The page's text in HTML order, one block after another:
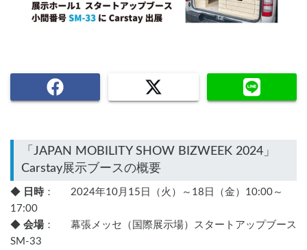
「JAPAN MOBILITY SHOW BIZWEEK 2024」
◆ 日時：      2024年10月15日（火）～18日（金）10:00～
17:00
◆ 会場：      幕張メッセ（国際展示場）スタートアップブース
SM-33